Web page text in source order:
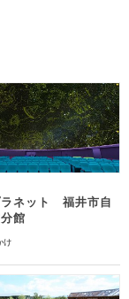
ラネット 福井市自
館
け